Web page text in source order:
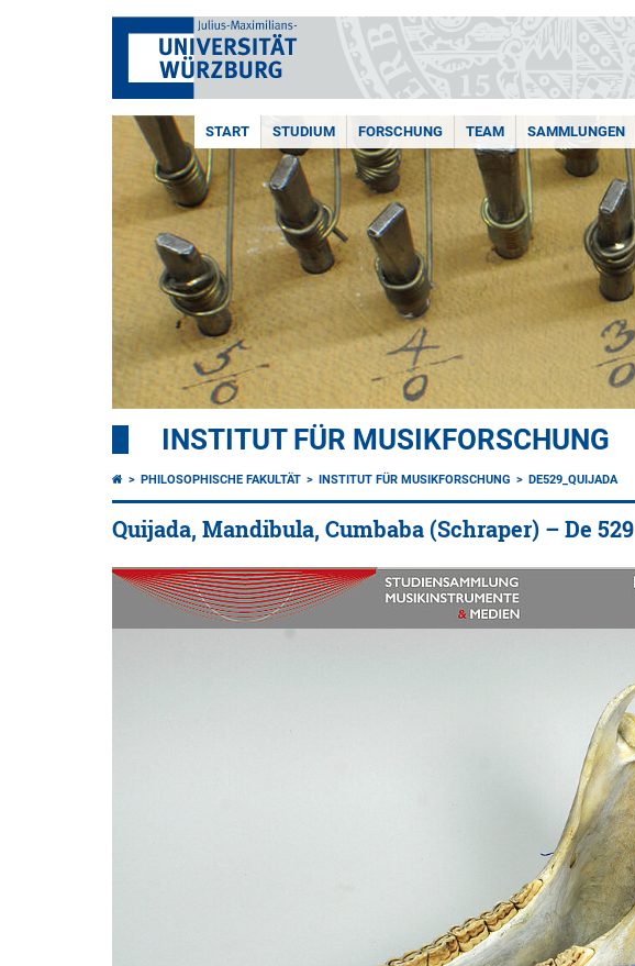
START STUDIUM FORSCHUNG TEAM SAMMLUNGEN
INSTITUT FÜR MUSIKFORSCHUNG
PHILOSOPHISCHE FAKULTÄT INSTITUT FÜR MUSIKFORSCHUNG DE529_QUIJADA
Quijada, Mandibula, Cumbaba (Schraper) – De 529